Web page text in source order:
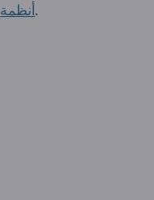
أنظمةالإمساك للمكونات المغناطيسية الحديدية.